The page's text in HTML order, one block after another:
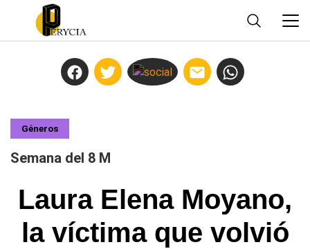
Géneros
Semana del 8 M
Laura Elena Moyano,
la víctima que volvió